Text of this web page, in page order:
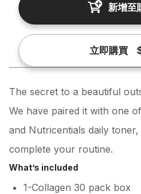
新增至
立即購買
The secret to a beautiful
We have paired it with one
and Nutricentials daily
complete your routine.
What’s included
1-Collagen 30 pack box